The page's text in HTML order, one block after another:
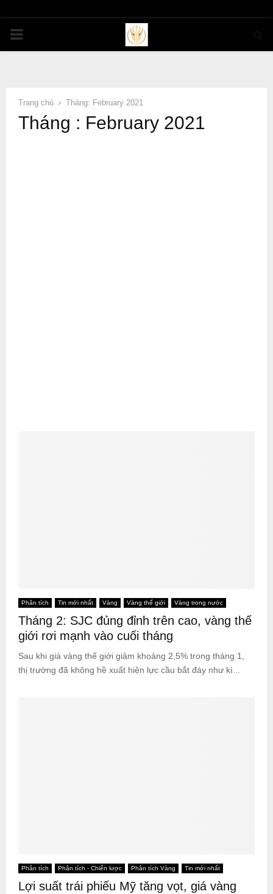
PRIMARY
Trang chủ Tháng: February 2021
Tháng : February 2021
Phân tích Tin mới nhất Vàng Vàng thế giới Vàng trong nước
Tháng 2: SJC đủng đỉnh trên cao, vàng thế
giới rơi mạnh vào cuối tháng
Sau khi giá vàng thế giới giảm khoảng 2,5% trong tháng 1,
thị trường đã không hề xuất hiện lực cầu bắt đáy như kì...
Phân tích Phân tích - Chiến lược Phân tích Vàng Tin mới nhất
Lợi suất trái phiếu Mỹ tăng vọt, giá vàng